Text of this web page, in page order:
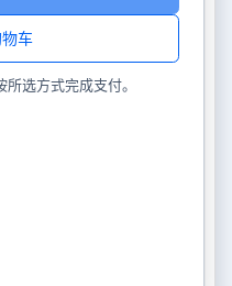
车
选方式完成支付。